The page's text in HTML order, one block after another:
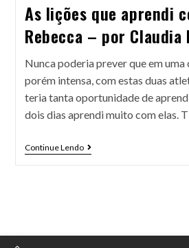
As lições que aprendi
Rebecca – por Claudia
Nunca poderia prever que em
porém intensa, com estas duas
teria tanta oportunidade de
dois dias aprendi muito com elas.
Continue Lendo